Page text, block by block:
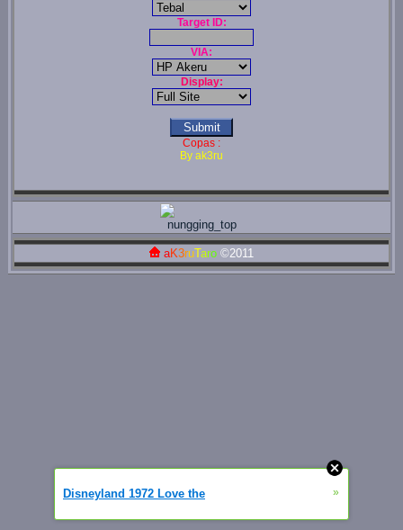
Target ID:
VIA:
Display:
Copas :
By ak3ru
aK3ruTaro ©2011
Disneyland 1972 Love the »